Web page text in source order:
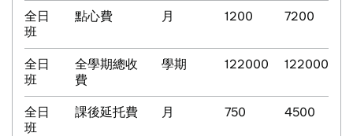
全日
班
點心費 月 1200 7200
全日
班
全學期總收
費
學期 122000 122000
全日
班
課後延托費 月 750 4500